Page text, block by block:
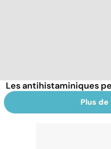
Les antihistaminiques
Plus